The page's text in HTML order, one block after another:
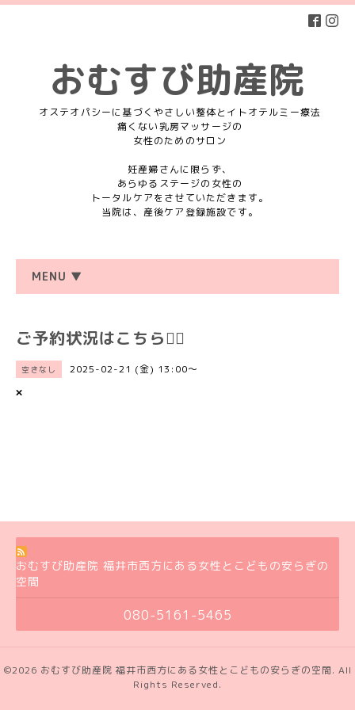
おむすび助産院
オステオパシーに基づくやさしい整体とイトオテルミー療法
痛くない乳房マッサージの
女性のためのサロン
妊産婦さんに限らず、
あらゆるステージの女性の
トータルケアをさせていただきます。
当院は、産後ケア登録施設です。
MENU ▼
ご予約状況はこちら💁‍♀️
空きなし 2025-02-21 (金) 13:00～
×
おむすび助産院 福井市西方にある女性とこどもの安らぎの
空間
080-5161-5465
©2026 おむすび助産院 福井市西方にある女性とこどもの安らぎの空間. All
Rights Reserved.